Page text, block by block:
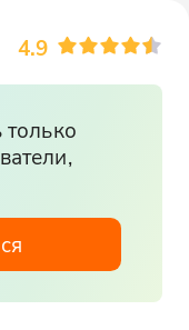
4.9
только